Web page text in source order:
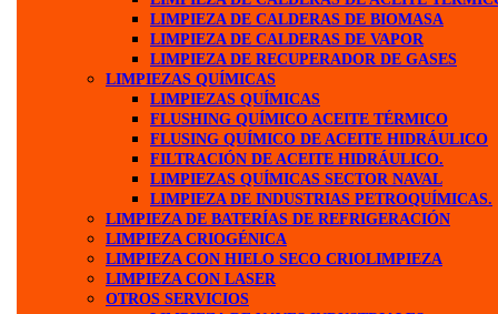
LIMPIEZA DE CALDERAS DE BIOMASA
LIMPIEZA DE CALDERAS DE VAPOR
LIMPIEZA DE RECUPERADOR DE GASES
LIMPIEZAS QUÍMICAS
LIMPIEZAS QUÍMICAS
FLUSHING QUÍMICO ACEITE TÉRMICO
FLUSING QUÍMICO DE ACEITE HIDRÁULICO
FILTRACIÓN DE ACEITE HIDRÁULICO.
LIMPIEZAS QUÍMICAS SECTOR NAVAL
LIMPIEZA DE INDUSTRIAS PETROQUÍMICAS.
LIMPIEZA DE BATERÍAS DE REFRIGERACIÓN
LIMPIEZA CRIOGÉNICA
LIMPIEZA CON HIELO SECO CRIOLIMPIEZA
LIMPIEZA CON LASER
OTROS SERVICIOS